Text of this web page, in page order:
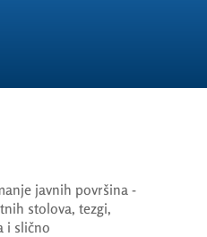
javnih površina -
stolova, tezgi,
i slično